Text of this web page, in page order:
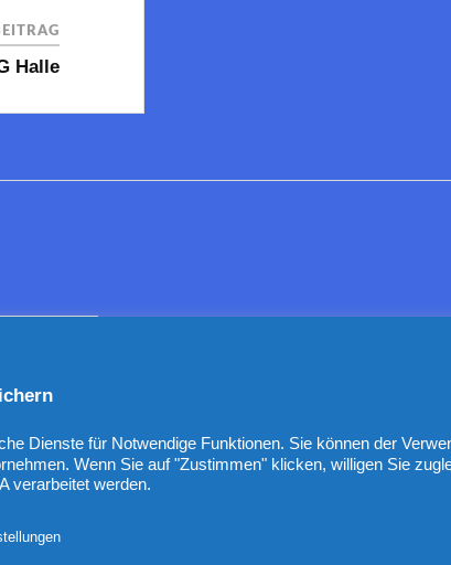
Halle
Dienste für Notwendige Funktionen. Sie können der
Wenn Sie auf "Zustimmen" klicken, willigen Sie
verarbeitet werden.